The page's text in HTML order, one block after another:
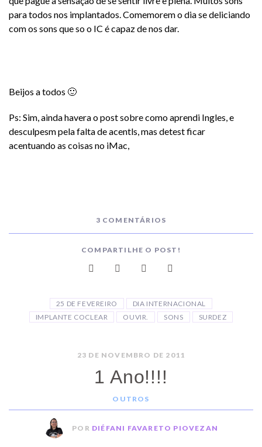
para todos nos implantados. Comemorem o dia se deliciando
com os sons que so o IC é capaz de nos dar.
Beijos a todos 🙂
Ps: Sim, ainda havera o post sobre como aprendi Ingles, e
desculpesm pela falta de acentls, mas detest ficar
acentuando as coisas no iMac,
3 COMENTÁRIOS
COMPARTILHE O POST!
25 DE FEVEREIRO
DIA INTERNACIONAL
IMPLANTE COCLEAR
OUVIR. SONS SURDEZ
23 DE NOVEMBRO DE 2011
1 Ano!!!!
OUTROS
POR DIÉFANI FAVARETO PIOVEZAN